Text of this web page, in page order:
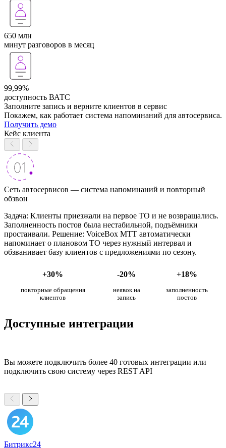
650 млн
минут разговоров в месяц
99,99%
доступность ВАТС
Заполните запись и верните клиентов в сервис
Покажем, как работает система напоминаний для автосервиса.
Получить демо
Кейс клиента
Сеть автосервисов — система напоминаний и повторный
обзвон
Задача: Клиенты приезжали на первое ТО и не возвращались.
Заполненность постов была нестабильной, подъёмники
простаивали. Решение: VoiceBox МТТ автоматически
напоминает о плановом ТО через нужный интервал и
обзванивает базу клиентов с предложениями по сезону.
+30% -20% +18%
повторные обращения
клиентов
неявок на
запись
заполненность
постов
Доступные интеграции
Вы можете подключить более 40 готовых интеграции или
подключить свою систему через REST API
Битрикс24